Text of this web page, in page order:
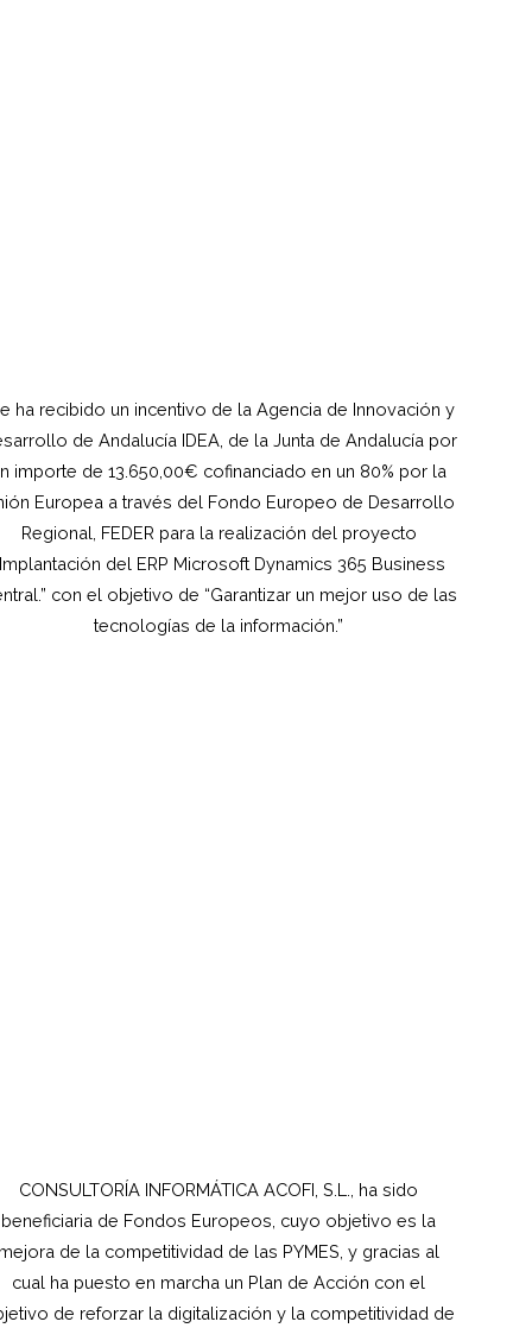
ha recibido un incentivo de la Agencia de Innovación y
de Andalucía IDEA, de la Junta de Andalucía por
importe de 13.650,00€ cofinanciado en un 80% por la
Europea a través del Fondo Europeo de Desarrollo
Regional, FEDER para la realización del proyecto
del ERP Microsoft Dynamics 365 Business
con el objetivo de “Garantizar un mejor uso de las
tecnologías de la información.”
CONSULTORÍA INFORMÁTICA ACOFI, S.L., ha sido
beneficiaria de Fondos Europeos, cuyo objetivo es la
de la competitividad de las PYMES, y gracias al
cual ha puesto en marcha un Plan de Acción con el
de reforzar la digitalización y la competitividad de